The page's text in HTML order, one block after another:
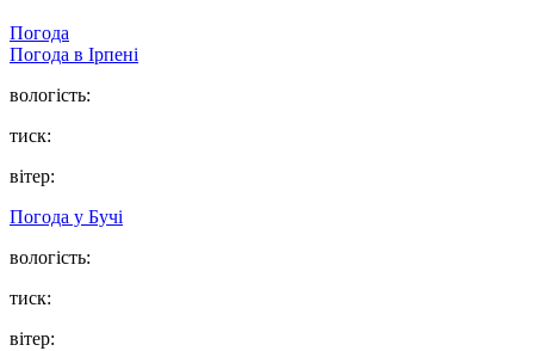
Погода
Погода в Ірпені
вологість:
тиск:
вітер:
Погода у Бучі
вологість:
тиск:
вітер: